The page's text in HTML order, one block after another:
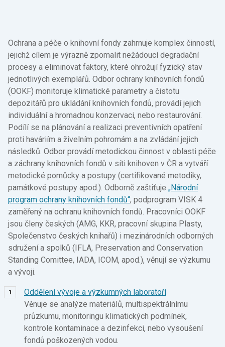
Ochrana a péče o knihovní fondy zahrnuje komplex činností,
jejichž cílem je výrazně zpomalit nežádoucí degradační
procesy a eliminovat faktory, které ohrožují fyzický stav
jednotlivých exemplářů. Odbor ochrany knihovních fondů
(OOKF) monitoruje klimatické parametry a čistotu
depozitářů pro ukládání knihovních fondů, provádí jejich
individuální a hromadnou konzervaci, nebo restaurování.
Podílí se na plánování a realizaci preventivních opatření
proti haváriím a živelním pohromám a na zvládání jejich
následků. Odbor provádí metodickou činnost v oblasti péče
a záchrany knihovních fondů v síti knihoven v ČR a vytváří
metodické pomůcky a postupy (certifikované metodiky,
památkové postupy apod.). Odborně zaštiťuje „Národní
program ochrany knihovních fondů“, podprogram VISK 4
zaměřený na ochranu knihovních fondů. Pracovníci OOKF
jsou členy českých (AMG, KKR, pracovní skupina Plasty,
Společenstvo českých knihařů) i mezinárodních odborných
sdružení a spolků (IFLA, Preservation and Conservation
Standing Comittee, IADA, ICOM, apod.), věnují se výzkumu
a vývoji.
Oddělení vývoje a výzkumných laboratoří
Věnuje se analýze materiálů, multispektrálnímu
průzkumu, monitoringu klimatických podmínek,
kontrole kontaminace a dezinfekci, nebo vysoušení
fondů poškozených vodou.